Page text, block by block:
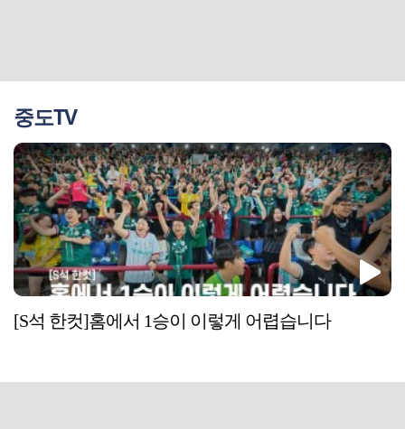
중도TV
[S석 한컷]홈에서 1승이 이렇게 어렵습니다